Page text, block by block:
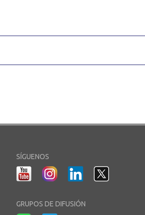
SÍGUENOS
GRUPOS DE DIFUSIÓN